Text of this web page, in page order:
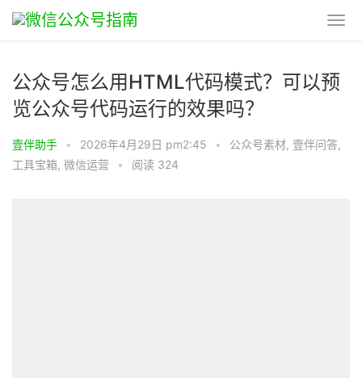
公众号怎么用HTML代码模式？可以预
览公众号代码运行的效果吗？
壹伴助手 • 2026年4月29日 pm2:45 • 公众号素材, 壹伴问答,
工具宝箱, 微信运营 • 阅读 324